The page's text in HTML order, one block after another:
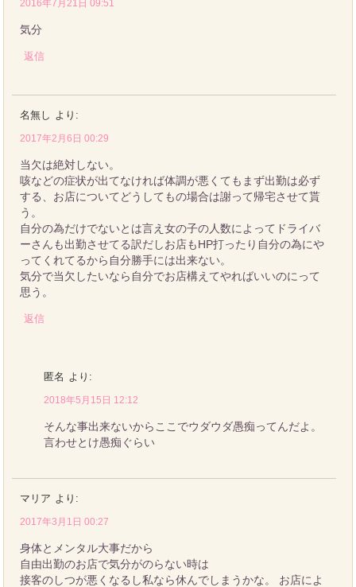
2016年7月21日 09:51
気分
返信
名無し より:
2017年2月6日 00:29
当欠は絶対しない。
咳などの症状が出てなければ体調が悪くてもまず出勤は必ず
する、お店についてどうしてもの場合は謝って帰宅させて貰
う。
自分の為だけでないとは言え女の子の人数によってドライバ
ーさんも出勤させてる訳だしお店もHP打ったり自分の為にや
ってくれてるから自分勝手には出来ない。
気分で当欠したいなら自分でお店構えてやればいいのにって
思う。
返信
匿名 より:
2018年5月15日 12:12
そんな事出来ないからここでウダウダ愚痴ってんだよ。
言わせとけ愚痴ぐらい
マリア より:
2017年3月1日 00:27
身体とメンタル大事だから
自由出勤のお店で気分がのらない時は
接客のしつが悪くなるし私なら休んでしまうかな。 お店によ